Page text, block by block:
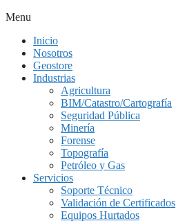
Menu
Inicio
Nosotros
Geostore
Industrias
Agricultura
BIM/Catastro/Cartografía
Seguridad Pública
Minería
Forense
Topografía
Petróleo y Gas
Servicios
Soporte Técnico
Validación de Certificados
Equipos Hurtados